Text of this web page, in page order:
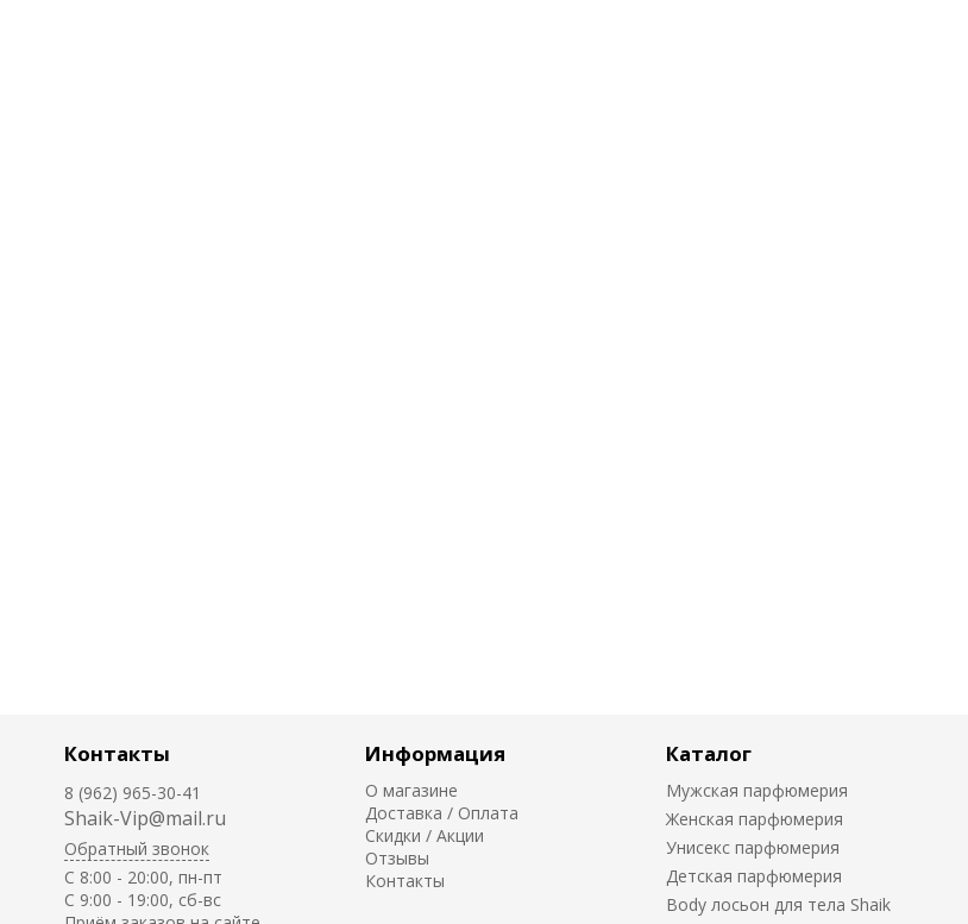
Контакты
8 (962) 965-30-41
Shaik-Vip@mail.ru
Обратный звонок
C 8:00 - 20:00, пн-пт
С 9:00 - 19:00, сб-вс
Информация
О магазине
Доставка / Оплата
Скидки / Акции
Отзывы
Контакты
Каталог
Мужская парфюмерия
Женская парфюмерия
Унисекс парфюмерия
Детская парфюмерия
Body лосьон для тела Shaik